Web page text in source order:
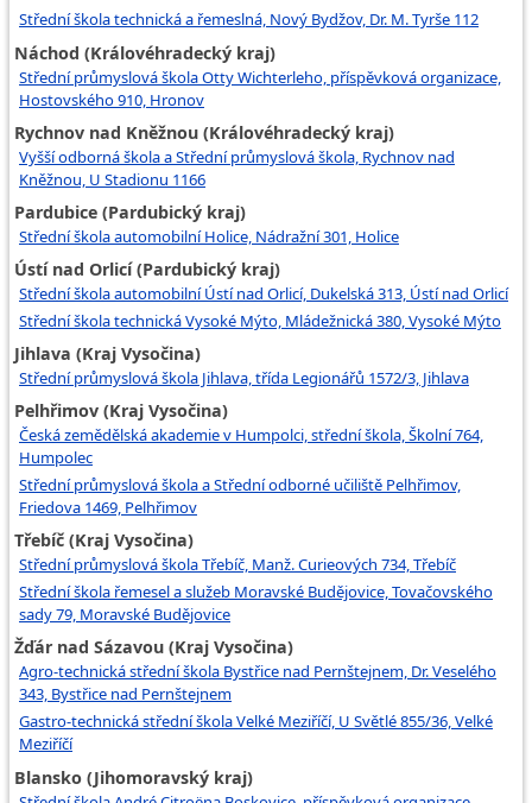
Střední škola technická a řemeslná, Nový Bydžov, Dr. M. Tyrše 112
Náchod (Královéhradecký kraj)
Střední průmyslová škola Otty Wichterleho, příspěvková organizace,
Hostovského 910, Hronov
Rychnov nad Kněžnou (Královéhradecký kraj)
Vyšší odborná škola a Střední průmyslová škola, Rychnov nad
Kněžnou, U Stadionu 1166
Pardubice (Pardubický kraj)
Střední škola automobilní Holice, Nádražní 301, Holice
Ústí nad Orlicí (Pardubický kraj)
Střední škola automobilní Ústí nad Orlicí, Dukelská 313, Ústí nad Orlicí
Střední škola technická Vysoké Mýto, Mládežnická 380, Vysoké Mýto
Jihlava (Kraj Vysočina)
Střední průmyslová škola Jihlava, třída Legionářů 1572/3, Jihlava
Pelhřimov (Kraj Vysočina)
Česká zemědělská akademie v Humpolci, střední škola, Školní 764,
Humpolec
Střední průmyslová škola a Střední odborné učiliště Pelhřimov,
Friedova 1469, Pelhřimov
Třebíč (Kraj Vysočina)
Střední průmyslová škola Třebíč, Manž. Curieových 734, Třebíč
Střední škola řemesel a služeb Moravské Budějovice, Tovačovského
sady 79, Moravské Budějovice
Žďár nad Sázavou (Kraj Vysočina)
Agro-technická střední škola Bystřice nad Pernštejnem, Dr. Veselého
343, Bystřice nad Pernštejnem
Gastro-technická střední škola Velké Meziříčí, U Světlé 855/36, Velké
Meziříčí
Blansko (Jihomoravský kraj)